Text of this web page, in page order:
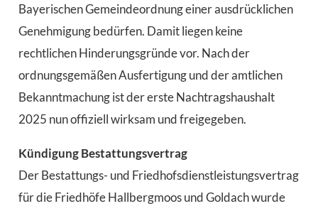
Bayerischen Gemeindeordnung einer ausdrücklichen
Genehmigung bedürfen. Damit liegen keine
rechtlichen Hinderungsgründe vor. Nach der
ordnungsgemäßen Ausfertigung und der amtlichen
Bekanntmachung ist der erste Nachtragshaushalt
2025 nun offiziell wirksam und freigegeben.
Kündigung Bestattungsvertrag
Der Bestattungs- und Friedhofsdienstleistungsvertrag
für die Friedhöfe Hallbergmoos und Goldach wurde